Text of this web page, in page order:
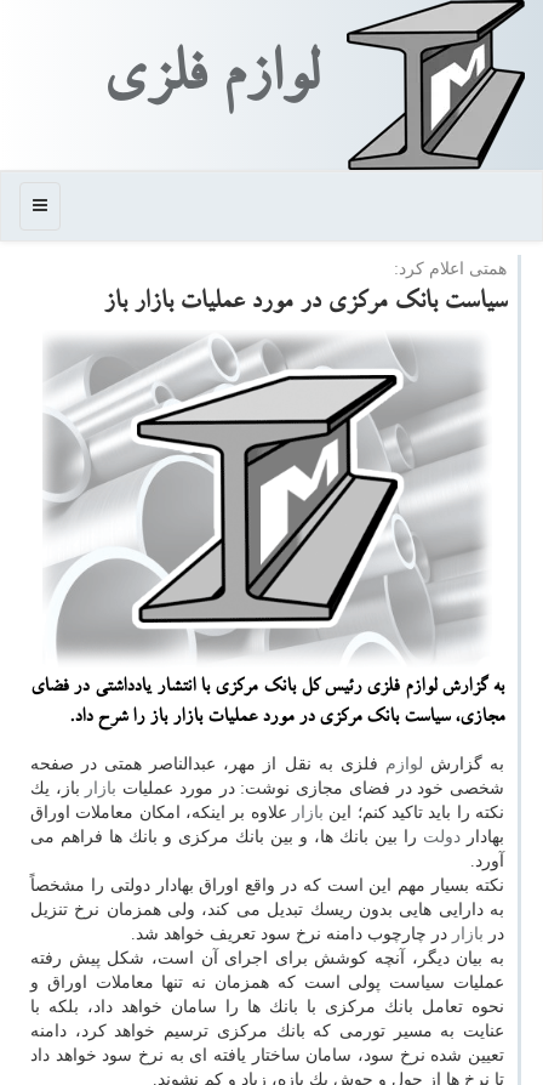
لوازم فلزی
منو
همتی اعلام كرد:
سیاست بانك مركزی در مورد عملیات بازار باز
به گزارش لوازم فلزی رئیس كل بانك مركزی با انتشار یادداشتی در فضای
مجازی، سیاست بانك مركزی در مورد عملیات بازار باز را شرح داد.
به گزارش لوازم فلزی به نقل از مهر، عبدالناصر همتی در صفحه
شخصی خود در فضای مجازی نوشت: در مورد عملیات بازار باز، یك
نكته را باید تاكید كنم؛ این بازار علاوه بر اینكه، امكان معاملات اوراق
بهادار دولت را بین بانك ها، و بین بانك مركزی و بانك ها فراهم می
آورد.
نكته بسیار مهم این است كه در واقع اوراق بهادار دولتی را مشخصاً
به دارایی هایی بدون ریسك تبدیل می كند، ولی همزمان نرخ تنزیل
در بازار در چارچوب دامنه نرخ سود تعریف خواهد شد.
به بیان دیگر، آنچه كوشش برای اجرای آن است، شكل پیش رفته
عملیات سیاست پولی است كه همزمان نه تنها معاملات اوراق و
نحوه تعامل بانك مركزی با بانك ها را سامان خواهد داد، بلكه با
عنایت به مسیر تورمی كه بانك مركزی ترسیم خواهد كرد، دامنه
تعیین شده نرخ سود، سامان ساختار یافته ای به نرخ سود خواهد داد
تا نرخ ها از حول و حوش یك بازه، زیاد و كم نشوند.